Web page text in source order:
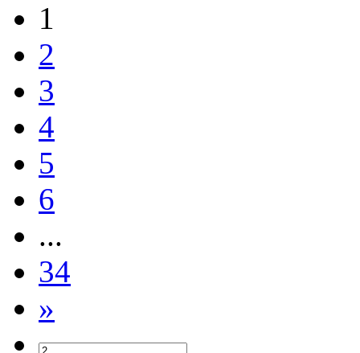
1
2
3
4
5
6
...
34
»